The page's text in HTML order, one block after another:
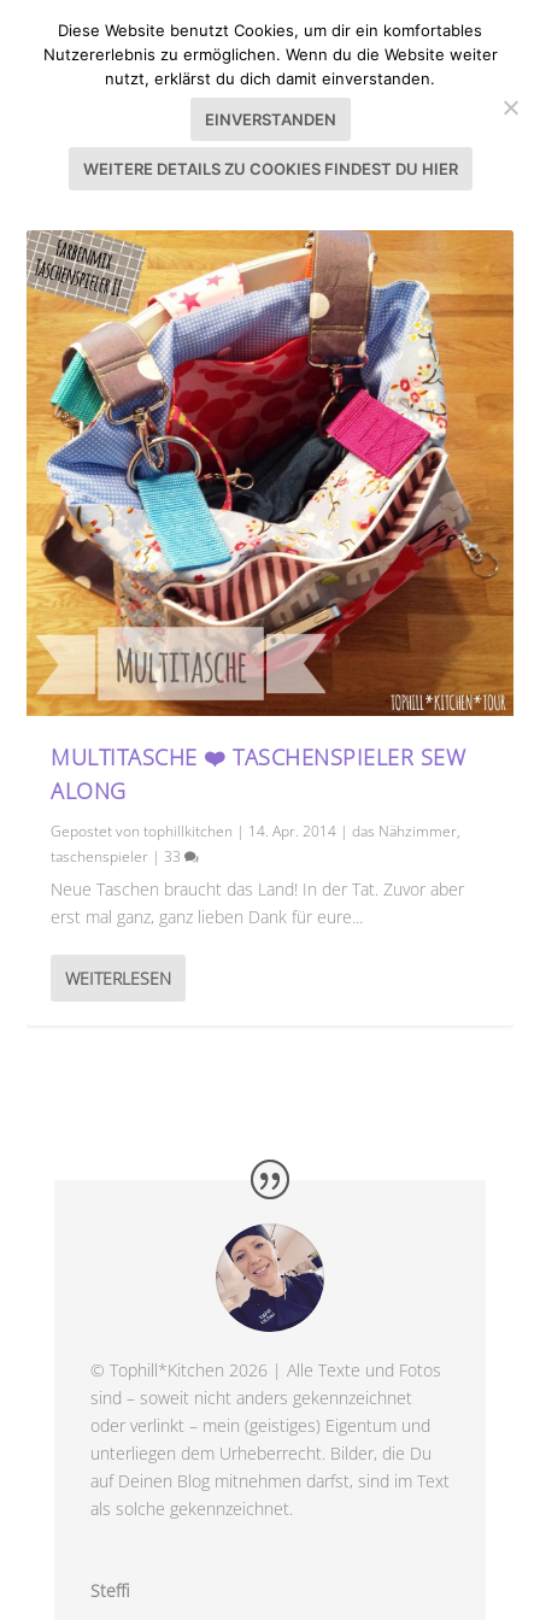
SCHLAGWORT:BAUKASTEN
MULTITASCHE ❤️ TASCHENSPIELER SEW
ALONG
Gepostet vontophillkitchen | 14. Apr. 2014 |das Nähzimmer,
taschenspieler |33
Neue Taschen braucht das Land! In der Tat. Zuvor aber
erst mal ganz, ganz lieben Dank für eure...
WEITERLESEN
© Tophill*Kitchen 2026 | Alle Texte und Fotos
sind – soweit nicht anders gekennzeichnet
oder verlinkt – mein (geistiges) Eigentum und
unterliegen dem Urheberrecht. Bilder, die Du
auf Deinen Blog mitnehmen darfst, sind im Text
als solche gekennzeichnet.
Steffi
Diese Website benutzt Cookies, um dir ein komfortables
Nutzererlebnis zu ermöglichen. Wenn du die Website weiter
nutzt, erklärst du dich damit einverstanden.
EINVERSTANDEN
WEITERE DETAILS ZU COOKIES FINDEST DU HIER